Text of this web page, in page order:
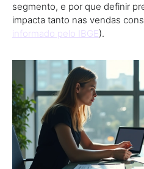
segmento, e por que definir
impacta tanto nas vendas
informado pelo IBGE).